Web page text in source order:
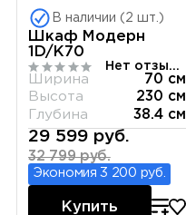
В наличии (2 шт.)
Шкаф Модерн
1D/K70
Нет отзывов
Ширина
70 см
Высота
230 см
Глубина
38.4 см
29 599 руб.
32 799 руб.
Экономия 3 200 руб.
Купить